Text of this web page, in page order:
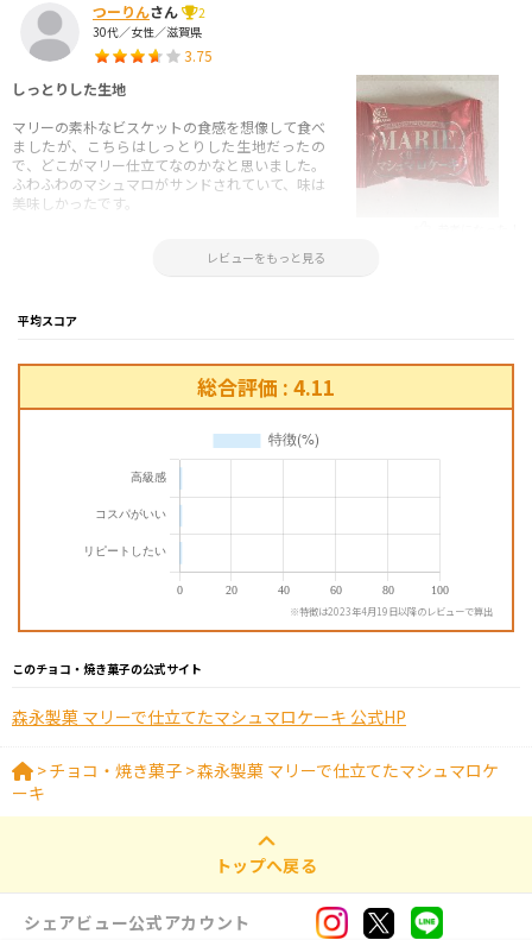
つーりんさん
2
30代／女性／滋賀県
3.75
しっとりした生地
マリーの素朴なビスケットの食感を想像して食べ
ましたが、こちらはしっとりした生地だったの
で、どこがマリー仕立てなのかなと思いました。
ふわふわのマシュマロがサンドされていて、味は
美味しかったです。
レビューをもっと見る
平均スコア
総合評価 : 4.11
※特徴は2023年4月19日以降のレビューで算出
このチョコ・焼き菓子の公式サイト
森永製菓 マリーで仕立てたマシュマロケーキ 公式HP
>チョコ・焼き菓子 >森永製菓 マリーで仕立てたマシュマロケ
ーキ
トップへ戻る
シェアビュー公式アカウント